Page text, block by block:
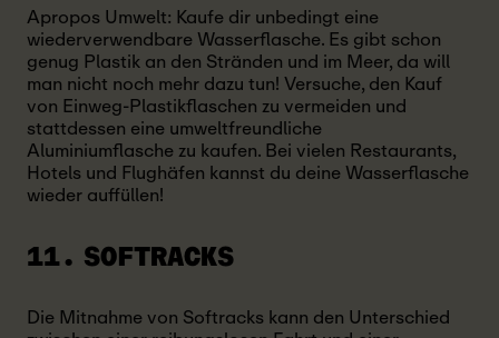
Apropos Umwelt: Kaufe dir unbedingt eine
wiederverwendbare Wasserflasche. Es gibt schon
genug Plastik an den Stränden und im Meer, da will
man nicht noch mehr dazu tun! Versuche, den Kauf
von Einweg-Plastikflaschen zu vermeiden und
stattdessen eine umweltfreundliche
Aluminiumflasche zu kaufen. Bei vielen Restaurants,
Hotels und Flughäfen kannst du deine Wasserflasche
wieder auffüllen!
11. SOFTRACKS
Die Mitnahme von Softracks kann den Unterschied